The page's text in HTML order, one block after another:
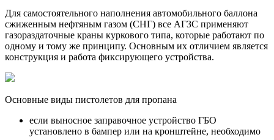
Для самостоятельного наполнения автомобильного баллона
сжиженным нефтяным газом (СНГ) все АГЗС применяют
газораздаточные краны куркового типа, которые работают по
одному и тому же принципу. Основным их отличием является
конструкция и работа фиксирующего устройства.
Основные виды пистолетов для пропана
если выносное заправочное устройство ГБО
установлено в бампер или на кронштейне, необходимо